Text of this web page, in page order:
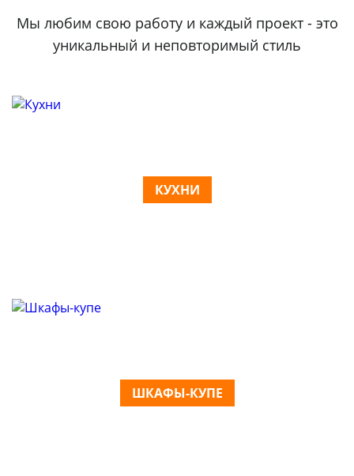
Мы любим свою работу и каждый проект - это
уникальный и неповторимый стиль
КУХНИ
ШКАФЫ-КУПЕ